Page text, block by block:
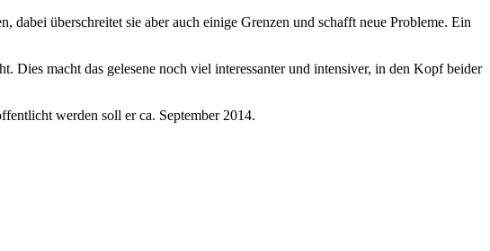
überschreitet sie aber auch einige Grenzen und schafft neue Probleme. Ein
macht das gelesene noch viel interessanter und intensiver, in den Kopf beider
werden soll er ca. September 2014.